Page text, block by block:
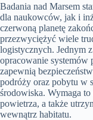
Badania nad Marsem
dla naukowców, jak i
czerwoną planetę
przezwyciężyć wiele
logistycznych. Jednym
opracowanie
zapewnią
podróży oraz pobytu w
środowiska. Wymaga
powietrza, a także
wewnątrz habitatu.